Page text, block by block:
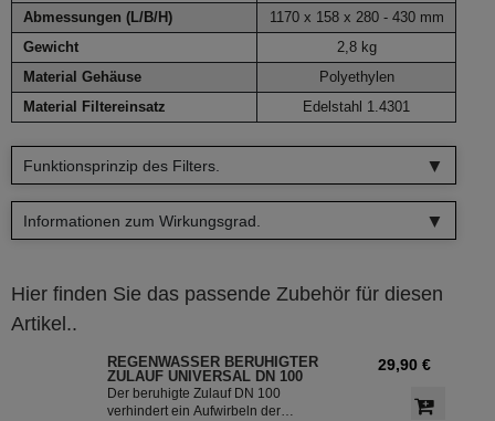
Abmessungen (L/B/H)
1170 x 158 x 280 - 430 mm
Gewicht
2,8 kg
Material Gehäuse
Polyethylen
Material Filtereinsatz
Edelstahl 1.4301
Funktionsprinzip des Filters.
Informationen zum Wirkungsgrad.
Hier finden Sie das passende Zubehör für diesen
Artikel..
REGENWASSER BERUHIGTER
ZULAUF UNIVERSAL DN 100
Der beruhigte Zulauf DN 100
verhindert ein Aufwirbeln der
29,90 €